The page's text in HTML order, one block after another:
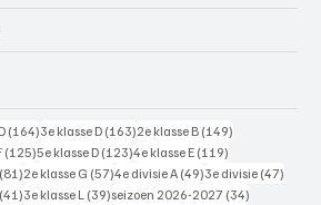
(164)164 posts
3e klasse D (163)163 posts
2e klasse B (149)
(125)125 posts
5e klasse D (123)123 posts
4e klasse E (119)
(81)81 posts
2e klasse G (57)57 posts
4e divisie A (49)49 posts
3e divisie (47)
(41)41 posts
3e klasse L (39)39 posts
seizoen 2026-2027 (34)